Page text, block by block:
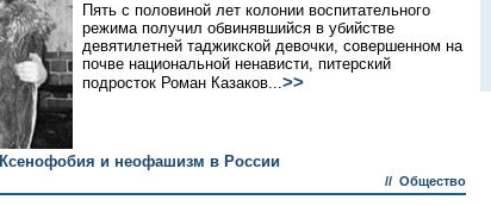
Пять с половиной лет колонии воспитательного
режима получил обвинявшийся в убийстве
девятилетней таджикской девочки, совершенном на
почве национальной ненависти, питерский
подросток Роман Казаков...>>
Ксенофобия и неофашизм в России
// Общество